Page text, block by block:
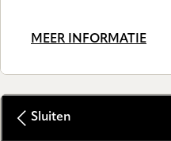
MEER INFORMATIE
Sluiten